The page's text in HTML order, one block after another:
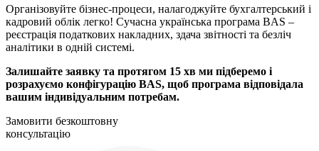
Організовуйте бізнес-процеси, налагоджуйте бухгалтерський і
кадровий облік легко! Сучасна українська програма BAS –
реєстрація податкових накладних, здача звітності та безліч
аналітики в одній системі.
Залишайте заявку та протягом 15 хв ми підберемо і
розрахуємо конфігурацію BAS, щоб програма відповідала
вашим індивідуальним потребам.
Замовити безкоштовну
консультацію